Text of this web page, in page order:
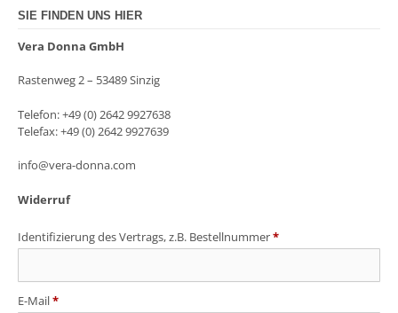
SIE FINDEN UNS HIER
Vera Donna GmbH
Rastenweg 2 – 53489 Sinzig
Telefon: +49 (0) 2642 9927638
Telefax: +49 (0) 2642 9927639
info@vera-donna.com
Widerruf
Identifizierung des Vertrags, z.B. Bestellnummer*
E-Mail*